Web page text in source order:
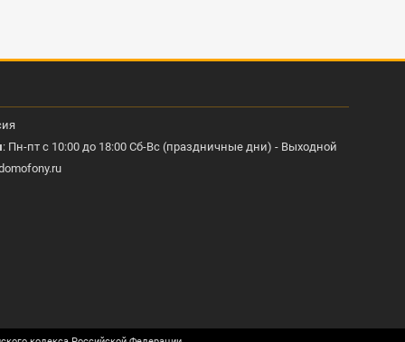
: Пн-пт с 10:00 до 18:00 Сб-Вс (праздничные дни) - Выходной